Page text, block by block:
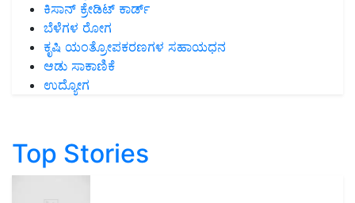
ಕಿಸಾನ್ ಕ್ರೇಡಿಟ್ ಕಾರ್ಡ್
ಬೆಳೆಗಳ ರೋಗ
ಕೃಷಿ ಯಂತ್ರೋಪಕರಣಗಳ ಸಹಾಯಧನ
ಆಡು ಸಾಕಾಣಿಕೆ
ಉದ್ಯೋಗ
Top Stories